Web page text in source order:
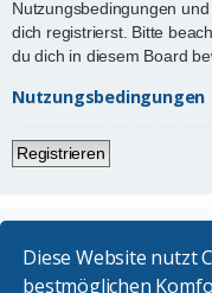
Diese Website nutzt
bestmöglichen
Nutzungsbedingungen
dich registrierst. Bitte
du dich in diesem Board
Nutzungsbedingungen
Registrieren